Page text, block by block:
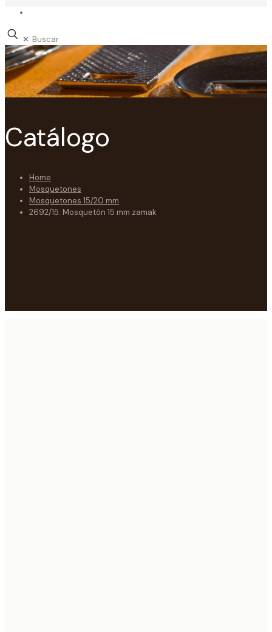
✕
Catálogo
Home
Mosquetones
Mosquetones 15/20 mm
2692/15: Mosquetón 15 mm zamak